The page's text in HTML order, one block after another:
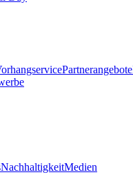
Partnerangebote
NachhaltigkeitMedien